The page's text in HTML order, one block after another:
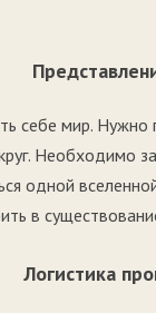
мир. Нужно
Необходимо
одной
в
Логистика